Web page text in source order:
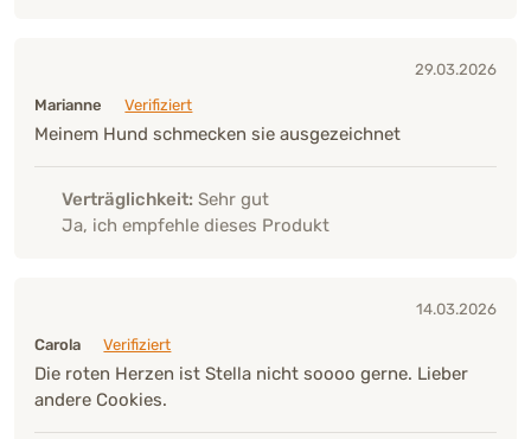
29.03.2026
Marianne
Verifiziert
Meinem Hund schmecken sie ausgezeichnet
Verträglichkeit: Sehr gut
Ja, ich empfehle dieses Produkt
14.03.2026
Carola
Verifiziert
Die roten Herzen ist Stella nicht soooo gerne. Lieber
andere Cookies.